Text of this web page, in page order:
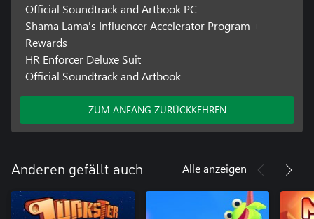
Official Soundtrack and Artbook PC
Shama Lama's Influencer Accelerator Program +
Rewards
HR Enforcer Deluxe Suit
Official Soundtrack and Artbook
ZUM ANFANG ZURÜCKKEHREN
Anderen gefällt auch Alle anzeigen